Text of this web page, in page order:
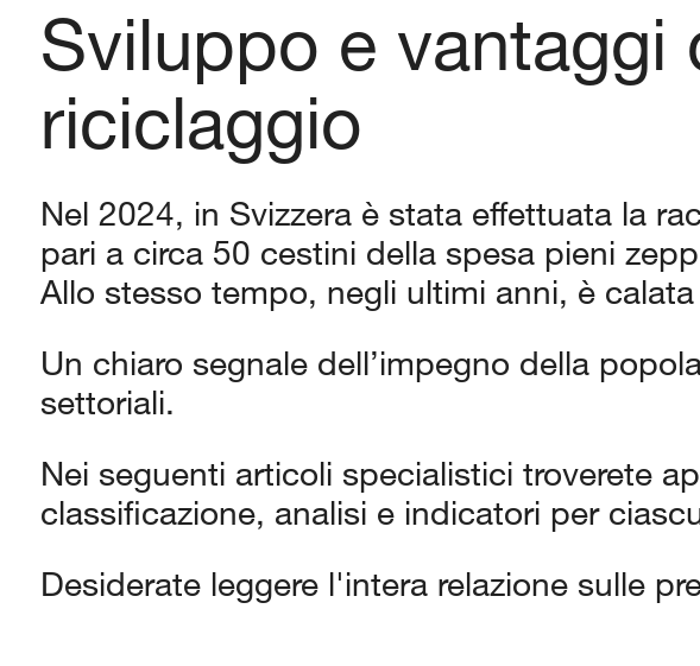
Sviluppo e vantaggi
riciclaggio
Nel 2024, in Svizzera è stata effettuata la
pari a circa 50 cestini della spesa pieni
Allo stesso tempo, negli ultimi anni, è
Un chiaro segnale dell’impegno della
settoriali.
Nei seguenti articoli specialistici troverete
classificazione, analisi e indicatori per
Desiderate leggere l'intera relazione sulle